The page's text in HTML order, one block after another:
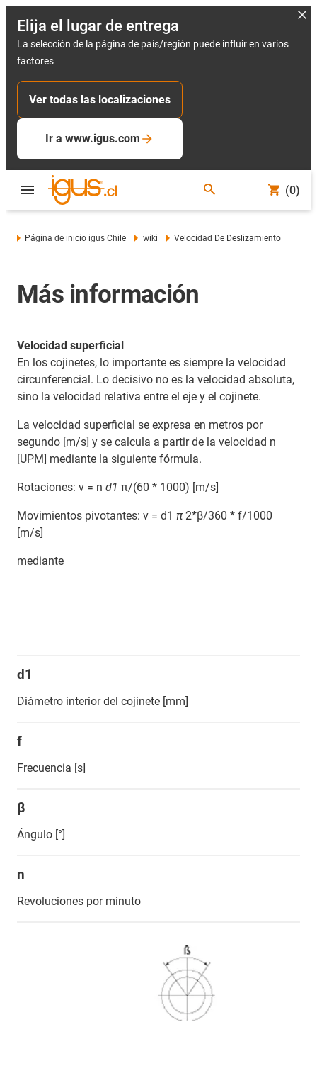
Elija el lugar de entrega
La selección de la página de país/región puede influir en varios
factores
Ver todas las localizaciones
Ir a www.igus.com
(0)
Página de inicio igus Chile wiki Velocidad De Deslizamiento
Más información
Velocidad superficial
En los cojinetes, lo importante es siempre la velocidad
circunferencial. Lo decisivo no es la velocidad absoluta,
sino la velocidad relativa entre el eje y el cojinete.
La velocidad superficial se expresa en metros por
segundo [m/s] y se calcula a partir de la velocidad n
[UPM] mediante la siguiente fórmula.
Rotaciones: v = n d1 π/(60 * 1000) [m/s]
Movimientos pivotantes: v = d1 π2*β/360 * f/1000
[m/s]
mediante
d1
Diámetro interior del cojinete [mm]
f
Frecuencia [s]
β
Ángulo [°]
n
Revoluciones por minuto